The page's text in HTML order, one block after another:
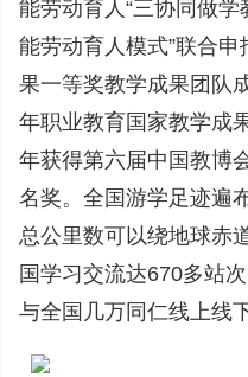
能劳动育人“三协同做
能劳动育人模式”联合
果一等奖教学成果团队
年职业教育国家教学成
年获得第六届中国教博
名奖。全国游学足迹遍
总公里数可以绕地球赤
国学习交流达670多站
与全国几万同仁线上线